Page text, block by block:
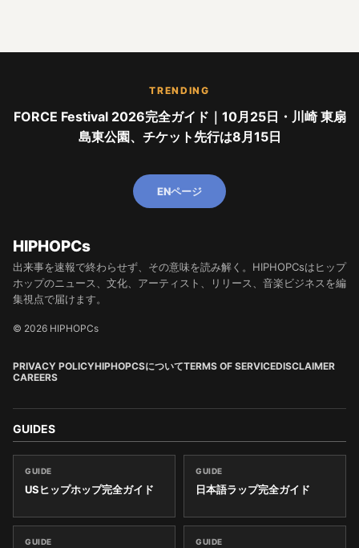
TRENDING
FORCE Festival 2026完全ガイド｜10月25日・川崎 東扇
島東公園、チケット先行は8月15日
ENページ
HIPHOPCs
出来事を速報で終わらせず、その意味を読み解く。HIPHOPCsはヒップ
ホップのニュース、文化、アーティスト、リリース、音楽ビジネスを編
集視点で届けます。
© 2026 HIPHOPCs
PRIVACY POLICYHIPHOPCSについてTERMS OF SERVICEDISCLAIMER
CAREERS
GUIDES
GUIDE
USヒップホップ完全ガイド
GUIDE
日本語ラップ完全ガイド
GUIDE GUIDE